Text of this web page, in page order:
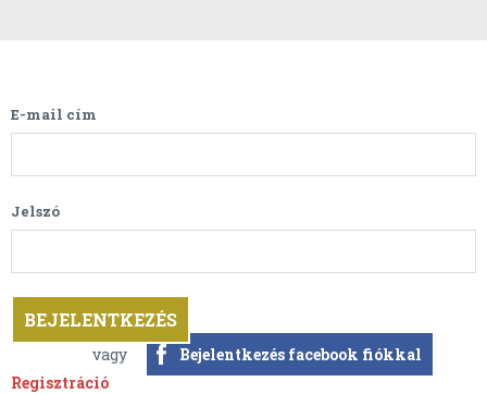
E-mail cím
Jelszó
Regisztráció
vagy Bejelentkezés facebook fiókkal